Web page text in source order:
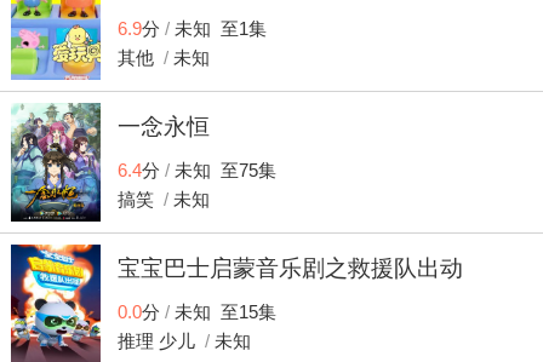
6.9分 /未知 至1集
其他 /未知
一念永恒
6.4分 /未知 至75集
搞笑 /未知
宝宝巴士启蒙音乐剧之救援队出动
0.0分 /未知 至15集
推理 少儿 /未知